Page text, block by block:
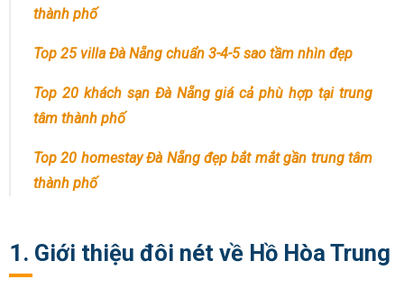
thành phố
Top 25 villa Đà Nẵng chuẩn 3-4-5 sao tầm nhìn đẹp
Top 20 khách sạn Đà Nẵng giá cả phù hợp tại trung
tâm thành phố
Top 20 homestay Đà Nẵng đẹp bắt mắt gần trung tâm
thành phố
1. Giới thiệu đôi nét về Hồ Hòa Trung